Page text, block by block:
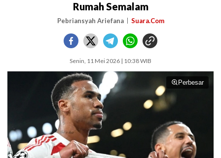
Rumah Semalam
Pebriansyah Ariefana Suara.Com
Senin, 11 Mei 2026 | 10:38 WIB
Perbesar